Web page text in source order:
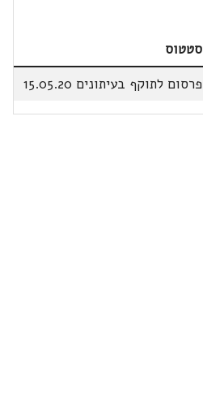
סטטוס
פרסום לתוקף בעיתונים 15.05.20